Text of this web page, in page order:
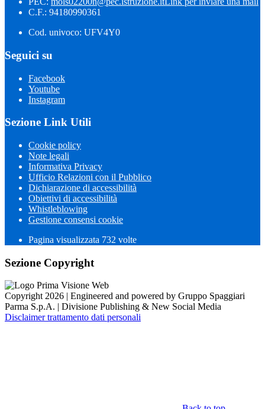
C.F.: 94180990361
Cod. univoco: UFV4Y0
Seguici su
Facebook
Youtube
Instagram
Sezione Link Utili
Cookie policy
Note legali
Informativa Privacy
Ufficio Relazioni con il Pubblico
Dichiarazione di accessibilità
Obiettivi di accessibilità
Whistleblowing
Gestione consensi cookie
Pagina visualizzata 732 volte
Sezione Copyright
Copyright 2026 | Engineered and powered by Gruppo Spaggiari
Parma S.p.A. | Divisione Publishing & New Social Media
Disclaimer trattamento dati personali